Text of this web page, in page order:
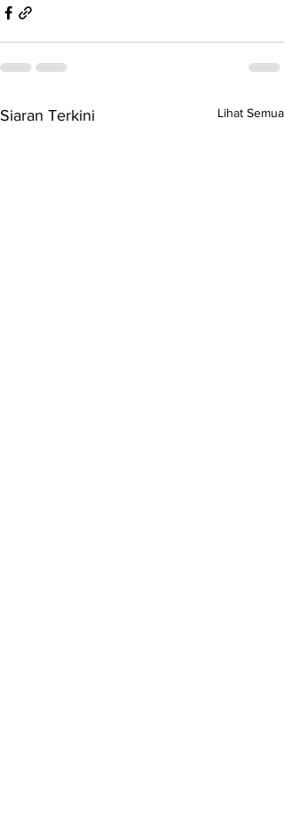
Siaran Terkini Lihat Semua